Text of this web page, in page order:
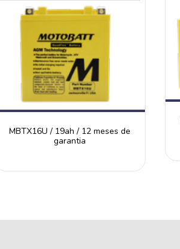
MBTX16U / 19ah / 12 meses de
garantia